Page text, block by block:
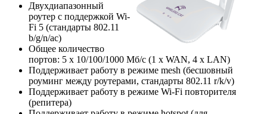
Двухдиапазонный
роутер с поддержкой Wi-
Fi 5 (стандарты 802.11
b/g/n/ac)
Общее количество
портов: 5 х 10/100/1000 Мб/с (1 x WAN, 4 x LAN)
Поддерживает работу в режиме mesh (бесшовный
роуминг между роутерами, стандарты 802.11 r/k/v)
Поддерживает работу в режиме Wi-Fi повторителя
(репитера)